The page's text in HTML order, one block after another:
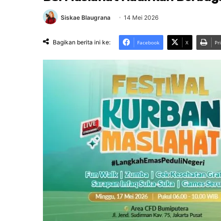
Siskae Blaugrana 14 Mei 2026
Bagikan berita ini ke: Facebook X